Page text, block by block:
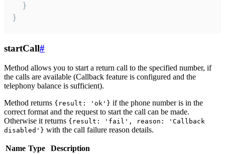
  }
}
startCall#
Method allows you to start a return call to the specified number, if
the calls are available (Callback feature is configured and the
telephony balance is sufficient).
Method returns {result: 'ok'} if the phone number is in the
correct format and the request to start the call can be made.
Otherwise it returns {result: 'fail', reason: 'Callback
disabled'} with the call failure reason details.
Name Type
Description